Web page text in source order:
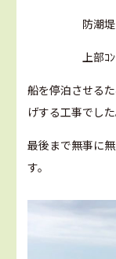
防潮堤 延
上部ｺﾝｸﾘ
船を停泊させる
げする工事でした
最後まで無事に
す。